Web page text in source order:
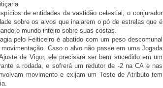
de entidades da vastidão celestial, o conjurador
sobre os alvos que inalarem o pó de estrelas que é
o mundo inteiro sobre suas costas.
pelo Feiticeiro é abatido com um peso descomunal
Caso o alvo não passe em uma Jogada
de Vigor, ele precisará ser bem sucedido em um
a rodada, e sofrerá um redutor de -2 na CA e nas
movimento e exijam um Teste de Atributo tem